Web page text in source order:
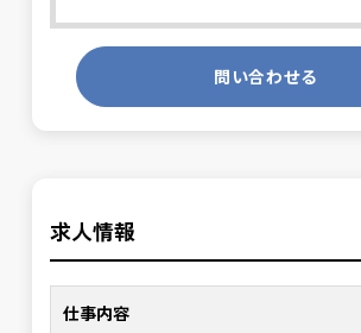
す。
・工事費・工程・品質・安全の総合管理
・施工計画および設計変更内容の確認
※主に施工段階を中心にマネジメント
現場経験を活かし、発注者側でより
発注者側の立場で業務を行う、やりが
事です。
長期的にお仕事が出来る方を募集し
職場環境
✅「仕事のやりがい」と「賃金」のバ
に致します。
問い合わせる
求人情報
仕事内容